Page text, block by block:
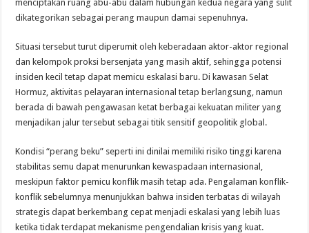
menciptakan ruang abu-abu dalam hubungan kedua negara yang sulit
dikategorikan sebagai perang maupun damai sepenuhnya.
Situasi tersebut turut diperumit oleh keberadaan aktor-aktor regional
dan kelompok proksi bersenjata yang masih aktif, sehingga potensi
insiden kecil tetap dapat memicu eskalasi baru. Di kawasan Selat
Hormuz, aktivitas pelayaran internasional tetap berlangsung, namun
berada di bawah pengawasan ketat berbagai kekuatan militer yang
menjadikan jalur tersebut sebagai titik sensitif geopolitik global.
Kondisi “perang beku” seperti ini dinilai memiliki risiko tinggi karena
stabilitas semu dapat menurunkan kewaspadaan internasional,
meskipun faktor pemicu konflik masih tetap ada. Pengalaman konflik-
konflik sebelumnya menunjukkan bahwa insiden terbatas di wilayah
strategis dapat berkembang cepat menjadi eskalasi yang lebih luas
ketika tidak terdapat mekanisme pengendalian krisis yang kuat.